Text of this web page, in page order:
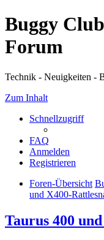
Buggy
Forum
Technik - Neuigkeiten -
Zum Inhalt
Schnellzugriff
FAQ
Anmelden
Registrieren
Foren-Übersicht
und X400-
Taurus 400